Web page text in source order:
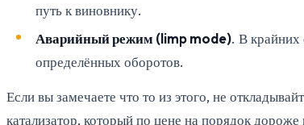
путь к виновнику.
Аварийный режим (limp mode). В крайних
определённых оборотов.
Если вы замечаете что то из этого, не
катализатор, который по цене на порядок дороже